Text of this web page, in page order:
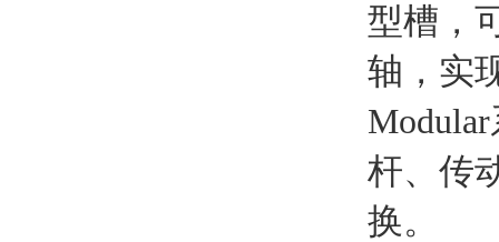
型槽，
轴，实
杆、传
换。